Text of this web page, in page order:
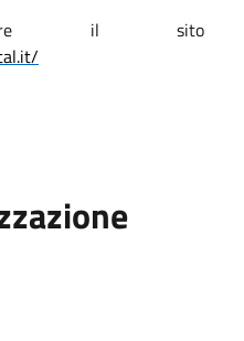
il sito